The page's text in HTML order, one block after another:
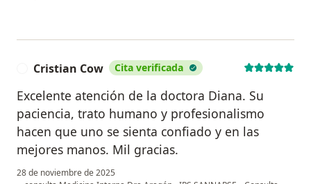
Cristian Cow Cita verificada
Excelente atención de la doctora Diana. Su
paciencia, trato humano y profesionalismo
hacen que uno se sienta confiado y en las
mejores manos. Mil gracias.
28 de noviembre de 2025